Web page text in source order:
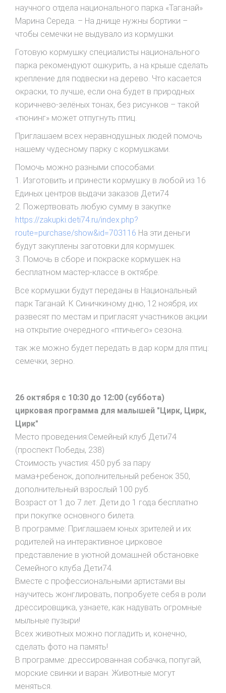
научного отдела национального парка «Таганай»
Марина Середа. – На днище нужны бортики –
чтобы семечки не выдувало из кормушки.
Готовую кормушку специалисты национального
парка рекомендуют ошкурить, а на крыше сделать
крепление для подвески на дерево. Что касается
окраски, то лучше, если она будет в природных
коричнево-зелёных тонах, без рисунков – такой
«тюнинг» может отпугнуть птиц.
Приглашаем всех неравнодушных людей помочь
нашему чудесному парку с кормушками.
Помочь можно разными способами:
1. Изготовить и принести кормушку в любой из 16
Единых центров выдачи заказов Дети74
2. Пожертвовать любую сумму в закупке
https://zakupki.deti74.ru/index.php?
route=purchase/show&id=703116 На эти деньги
будут закуплены заготовки для кормушек.
3. Помочь в сборе и покраске кормушек на
бесплатном мастер-классе в октябре.
Все кормушки будут переданы в Национальный
парк Таганай. К Синичкиному дню, 12 ноября, их
развесят по местам и пригласят участников акции
на открытие очередного «птичьего» сезона.
так же можно будет передать в дар корм для птиц:
семечки, зерно.
26 октября с 10:30 до 12:00 (суббота)
цирковая программа для малышей "Цирк, Цирк,
Цирк"
Место проведения:Семейный клуб Дети74
(проспект Победы, 238)
Стоимость участия: 450 руб за пару
мама+ребенок, дополнительный ребенок 350,
дополнительный взрослый 100 руб.
Возраст от 1 до 7 лет. Дети до 1 года бесплатно
при покупке основного билета.
В программе: Приглашаем юных зрителей и их
родителей на интерактивное цирковое
представление в уютной домашней обстановке
Семейного клуба Дети74.
Вместе с профессиональными артистами вы
научитесь жонглировать, попробуете себя в роли
дрессировщика, узнаете, как надувать огромные
мыльные пузыри!
Всех животных можно погладить и, конечно,
сделать фото на память!
В программе: дрессированная собачка, попугай,
морские свинки и варан. Животные могут
меняться.